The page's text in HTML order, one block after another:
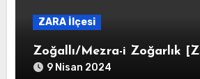
ZARA İlçesi
Zoğallı/Mezra-i Zoğarlık
9 Nisan 2024